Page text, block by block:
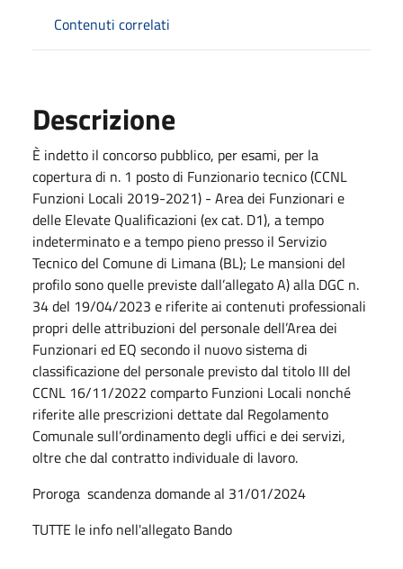
Contenuti correlati
Descrizione
È indetto il concorso pubblico, per esami, per la
copertura di n. 1 posto di Funzionario tecnico (CCNL
Funzioni Locali 2019-2021) - Area dei Funzionari e
delle Elevate Qualificazioni (ex cat. D1), a tempo
indeterminato e a tempo pieno presso il Servizio
Tecnico del Comune di Limana (BL); Le mansioni del
profilo sono quelle previste dall’allegato A) alla DGC n.
34 del 19/04/2023 e riferite ai contenuti professionali
propri delle attribuzioni del personale dell’Area dei
Funzionari ed EQ secondo il nuovo sistema di
classificazione del personale previsto dal titolo III del
CCNL 16/11/2022 comparto Funzioni Locali nonché
riferite alle prescrizioni dettate dal Regolamento
Comunale sull’ordinamento degli uffici e dei servizi,
oltre che dal contratto individuale di lavoro.
Proroga scandenza domande al 31/01/2024
TUTTE le info nell'allegato Bando